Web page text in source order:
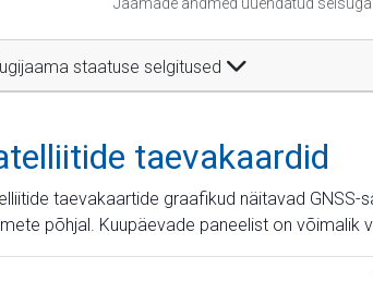
staatuse selgitused
taevakaardid
taevakaartide graafikud näitavad
põhjal. Kuupäevade paneelist on võimalik